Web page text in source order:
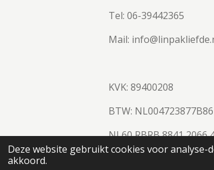
Deze website gebruikt cookies voor
akkoord.
Tel: 06-39442365
Mail:
KVK: 89400208
BTW: NL004723877B86
NL60 RBRB 8841 2066
© 2023 - 2026